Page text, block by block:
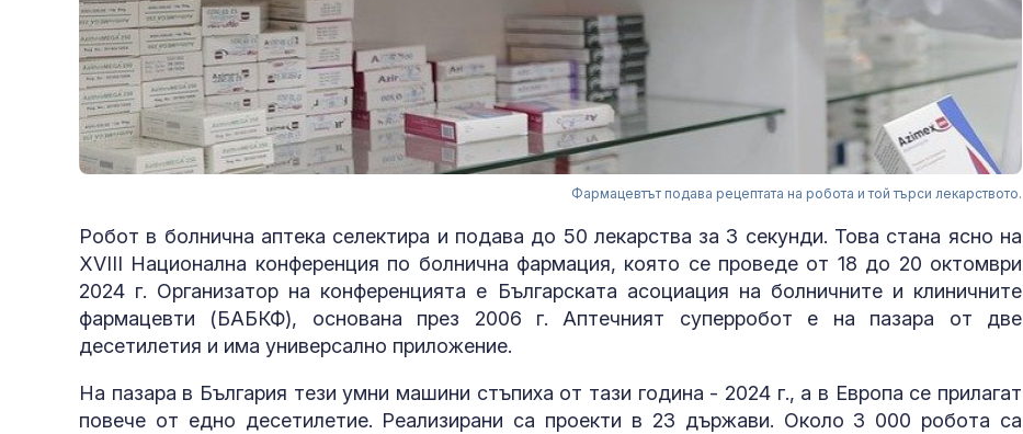
Фармацевтът подава рецептата на робота и той търси лекарството.
Робот в болнична аптека селектира и подава до 50 лекарства за 3 секунди. Това стана ясно на
XVIII Национална конференция по болнична фармация, която се проведе от 18 до 20 октомври
2024 г. Организатор на конференцията е Българската асоциация на болничните и клиничните
фармацевти (БАБКФ), основана през 2006 г. Аптечният суперробот е на пазара от две
десетилетия и има универсално приложение.
На пазара в България тези умни машини стъпиха от тази година - 2024 г., а в Европа се прилагат
повече от едно десетилетие. Реализирани са проекти в 23 държави. Около 3 000 робота са